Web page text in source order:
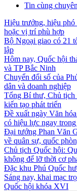
Tin cùng
Hiệu trưởng, hiệu phó
hoặc vị trí phù hợp
Bộ Ngoại giao có 21
lập
Hôm nay, Quốc hội
và TP Bắc Ninh
Chuyển đổi số của
dân và doanh nghiệp
Tổng Bí thư, Chủ
kiến tạo phát triển
Đề xuất ngày Văn
có hiệu lực ngay
Đại tướng Phan Văn
về quân sự, quốc
Chủ tịch Quốc hội:
không để lỡ thời cơ
Đặc khu Phú Quốc
Sáng nay, khai mạc
Quốc hội khóa XVI